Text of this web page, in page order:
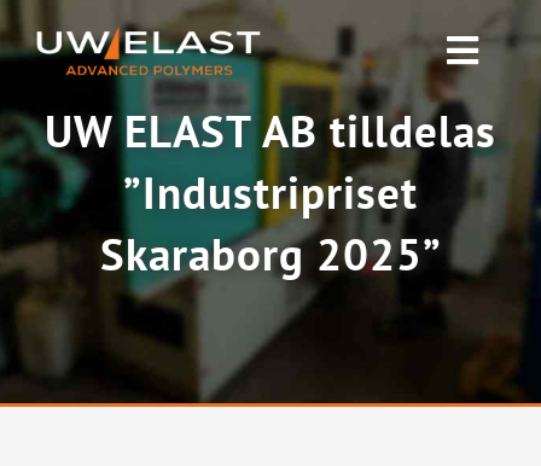
till
Polyuretan PUR
Gummi & Silikon
Nyheter
UW ELAST AB tilldelas
”Industripriset
Skaraborg 2025”